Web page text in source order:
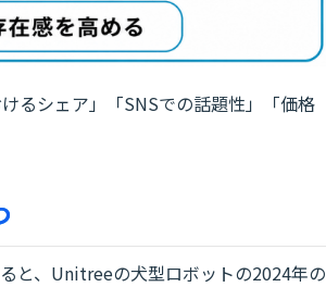
るシェア」「SNSでの話題性」「価格
と、Unitreeの犬型ロボットの2024年の